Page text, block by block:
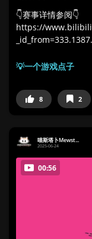
👇赛事详情参阅👇
https://
💡一个游戏点子
8 2
喵斯塔卜Mewst...
2025-06-24
00:56